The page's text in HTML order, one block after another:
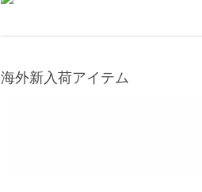
海外新入荷アイテム